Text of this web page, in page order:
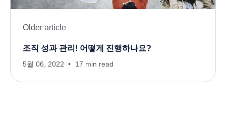
Older article
조직 성과 관리! 어떻게 진행하나요?
5월 06, 2022 17 min read